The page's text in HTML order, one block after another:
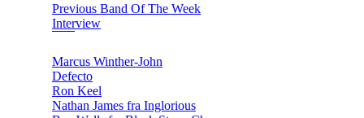
Previous Band Of The Week
Interview
Marcus Winther-John
Defecto
Ron Keel
Nathan James fra Inglorious